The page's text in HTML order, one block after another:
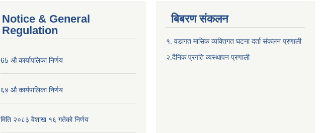
Notice & General
Regulation
65 औ कार्यापलिका निर्णय
६४ औ कार्यपालिका निर्णय
मिति २०८३ वैशाख १६ गतेको निर्णय
बिबरण संकलन
१. वडागत मासिक व्यक्तिगत घटना दर्ता संकलन प्रणाली
२.दैनिक प्रगति व्यस्थापन प्रणाली